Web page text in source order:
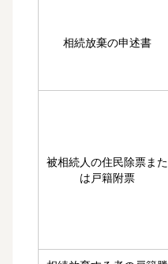
相続放棄の申述書
被相続人の住民除票また
は戸籍附票